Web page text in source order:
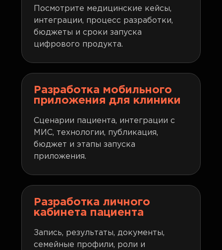
Посмотрите медицинские кейсы,
интеграции, процесс разработки,
бюджеты и сроки запуска
цифрового продукта.
Разработка мобильного
приложения для клиники
Сценарии пациента, интеграции с
МИС, технологии, публикация,
бюджет и этапы запуска
приложения.
Разработка личного
кабинета пациента
Запись, результаты, документы,
семейные профили, роли и